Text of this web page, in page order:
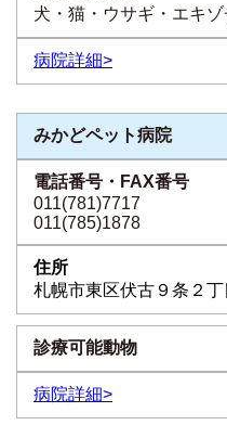
犬・猫・ウサギ・エキ
病院詳細>
みかどペット病院
011(781)7717
011(785)1878
札幌市東区伏古９条２丁
病院詳細>